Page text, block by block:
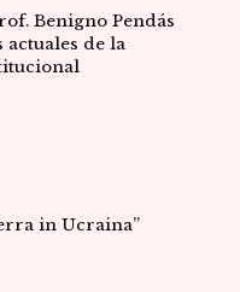
Benigno Pendás
actuales de la
in Ucraina”